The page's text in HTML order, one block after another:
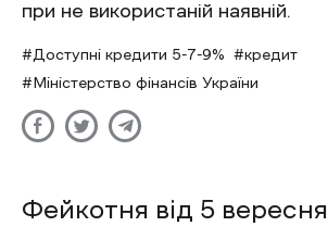
при не використаній наявній.
Доступні кредити 5-7-9%
кредит
Міністерство фінансів України
Фейкотня від 5 вересня